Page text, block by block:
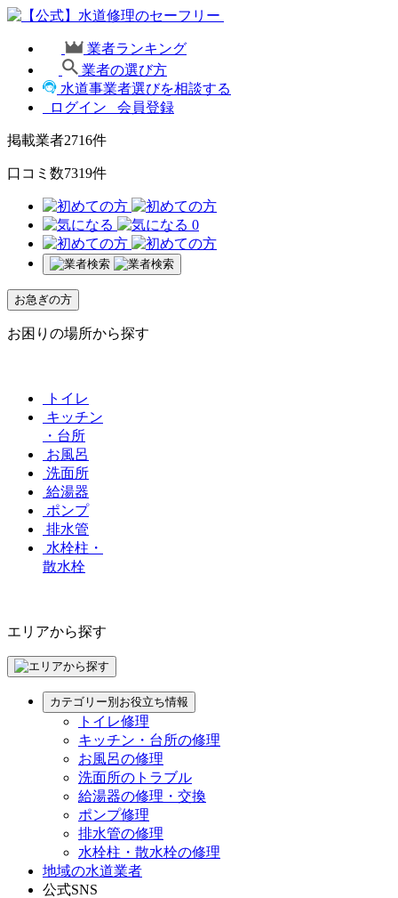
業者ランキング
業者の選び方
水道事業者選びを相談する
ログイン
会員登録
掲載業者2716件
口コミ数7319件
0
お急ぎの方
お困りの場所から探す
トイレ
キッチン
・台所
お風呂
洗面所
給湯器
ポンプ
排水管
水栓柱・
散水栓
エリアから探す
カテゴリー別お役立ち情報
トイレ修理
キッチン・台所の修理
お風呂の修理
洗面所のトラブル
給湯器の修理・交換
ポンプ修理
排水管の修理
水栓柱・散水栓の修理
地域の水道業者
公式SNS